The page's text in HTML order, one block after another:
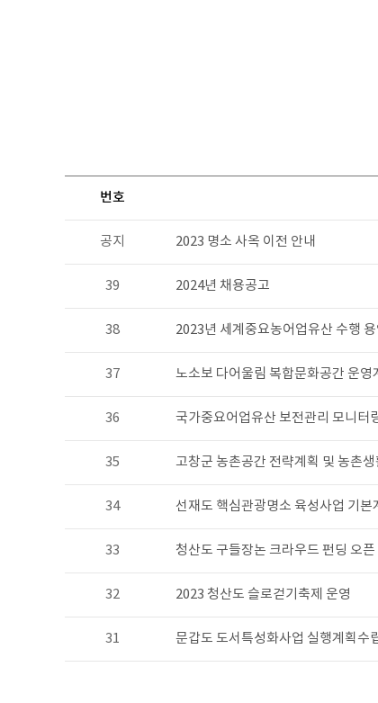
번호
공지 2023 명소 사옥 이전 안내
39 2024년 채용공고
38 2023년 세계중요농어업유산 수행 용
37 노소보 다어울림 복합문화공간 운영
36 국가중요어업유산 보전관리 모니터
35 고창군 농촌공간 전략계획 및 농촌
34 선재도 핵심관광명소 육성사업 기본
33 청산도 구들장논 크라우드 펀딩 오픈
32 2023 청산도 슬로걷기축제 운영
31 문갑도 도서특성화사업 실행계획수